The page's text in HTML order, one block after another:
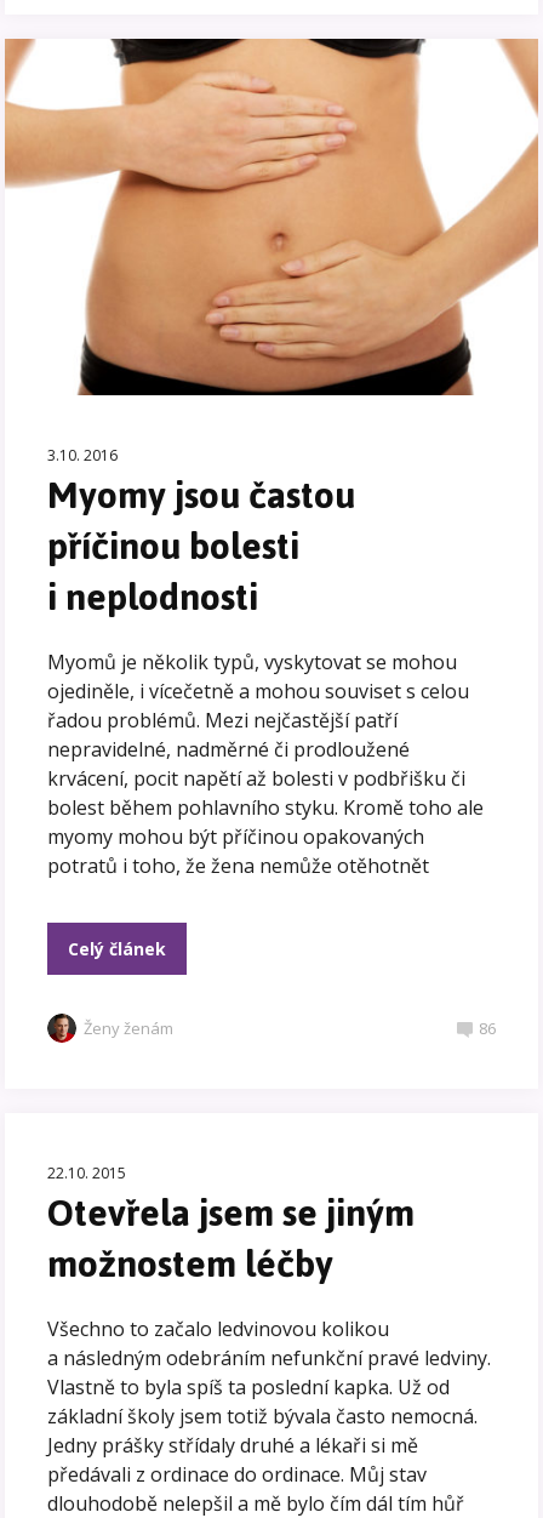
3.10. 2016
Myomy jsou častou
příčinou bolesti
i neplodnosti
Myomů je několik typů, vyskytovat se mohou
ojediněle, i vícečetně a mohou souviset s celou
řadou problémů. Mezi nejčastější patří
nepravidelné, nadměrné či prodloužené
krvácení, pocit napětí až bolesti v podbřišku či
bolest během pohlavního styku. Kromě toho ale
myomy mohou být příčinou opakovaných
potratů i toho, že žena nemůže otěhotnět
Celý článek
Ženy ženám 86
22.10. 2015
Otevřela jsem se jiným
možnostem léčby
Všechno to začalo ledvinovou kolikou
a následným odebráním nefunkční pravé ledviny.
Vlastně to byla spíš ta poslední kapka. Už od
základní školy jsem totiž bývala často nemocná.
Jedny prášky střídaly druhé a lékaři si mě
předávali z ordinace do ordinace. Můj stav
dlouhodobě nelepšil a mě bylo čím dál tím hůř